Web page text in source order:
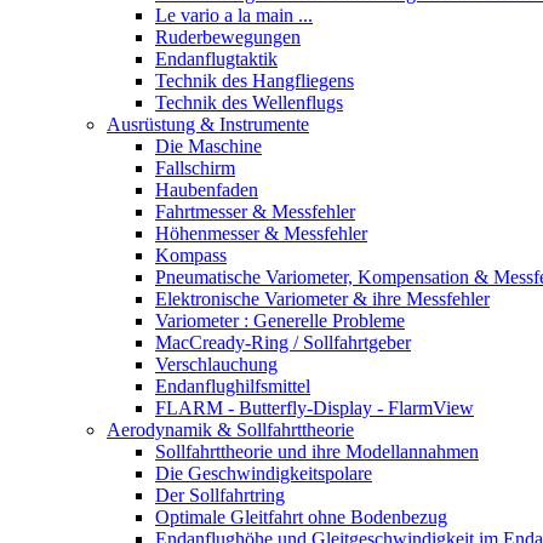
Le vario a la main ...
Ruderbewegungen
Endanflugtaktik
Technik des Hangfliegens
Technik des Wellenflugs
Ausrüstung & Instrumente
Die Maschine
Fallschirm
Haubenfaden
Fahrtmesser & Messfehler
Höhenmesser & Messfehler
Kompass
Pneumatische Variometer, Kompensation &
Elektronische Variometer & ihre Messfehler
Variometer : Generelle Probleme
MacCready-Ring / Sollfahrtgeber
Verschlauchung
Endanflughilfsmittel
FLARM - Butterfly-Display - FlarmView
Aerodynamik & Sollfahrttheorie
Sollfahrttheorie und ihre Modellannahmen
Die Geschwindigkeitspolare
Der Sollfahrtring
Optimale Gleitfahrt ohne Bodenbezug
Endanflughöhe und Gleitgeschwindigkeit im